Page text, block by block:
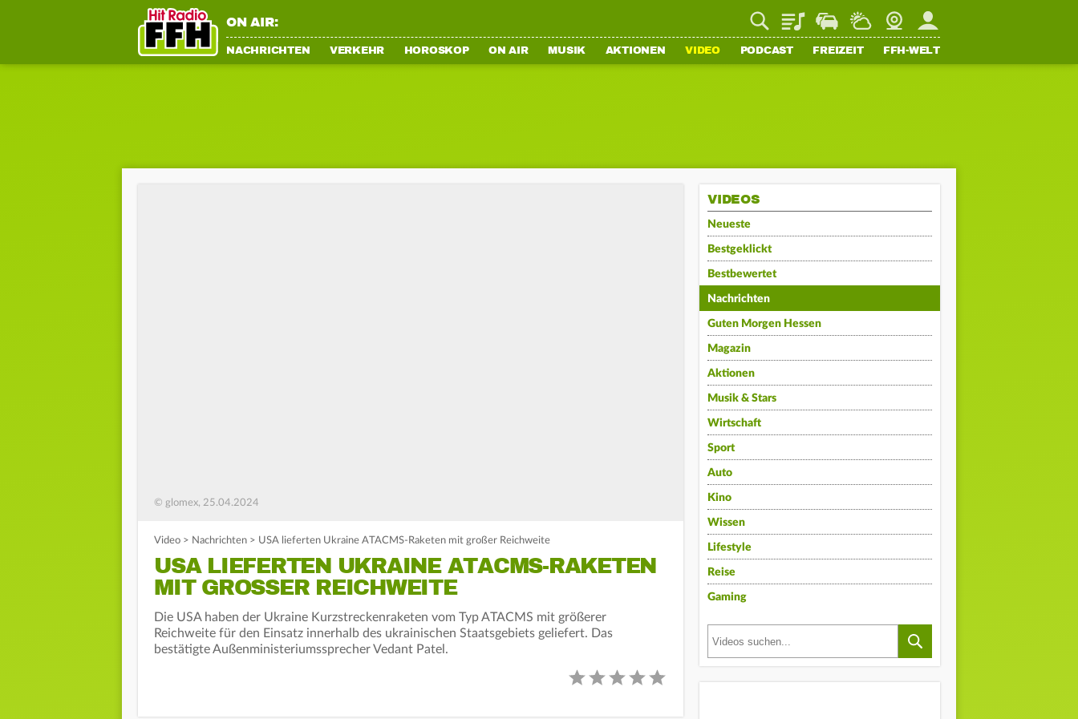
ON AIR: PlaylistStaupilotWetterWebcamMein FFH
NACHRICHTEN VERKEHR HOROSKOP ON AIR MUSIK AKTIONEN VIDEO PODCAST FREIZEIT FFH-WELT
© glomex, 25.04.2024
Video > Nachrichten > USA lieferten Ukraine ATACMS-Raketen mit großer Reichweite
USA LIEFERTEN UKRAINE ATACMS-RAKETEN
MIT GROSSER REICHWEITE
Die USA haben der Ukraine Kurzstreckenraketen vom Typ ATACMS mit größerer
Reichweite für den Einsatz innerhalb des ukrainischen Staatsgebiets geliefert. Das
bestätigte Außenministeriumssprecher Vedant Patel.
VIDEOS
Neueste
Bestgeklickt
Bestbewertet
Nachrichten
Guten Morgen Hessen
Magazin
Aktionen
Musik & Stars
Wirtschaft
Sport
Auto
Kino
Wissen
Lifestyle
Reise
Gaming